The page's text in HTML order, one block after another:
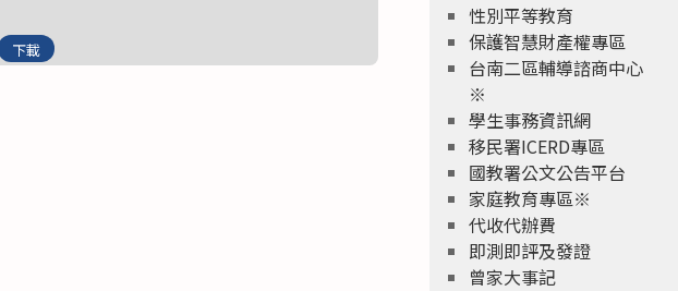
下載
性別平等教育
保護智慧財產權專區
台南二區輔導諮商中心
※
學生事務資訊網
移民署ICERD專區
國教署公文公告平台
家庭教育專區※
代收代辦費
即測即評及發證
曾家大事記